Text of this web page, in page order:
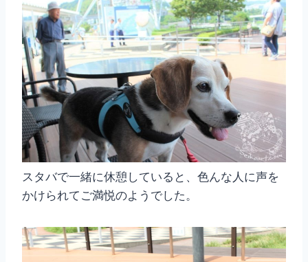
スタバで一緒に休憩していると、色んな人に声を
かけられてご満悦のようでした。